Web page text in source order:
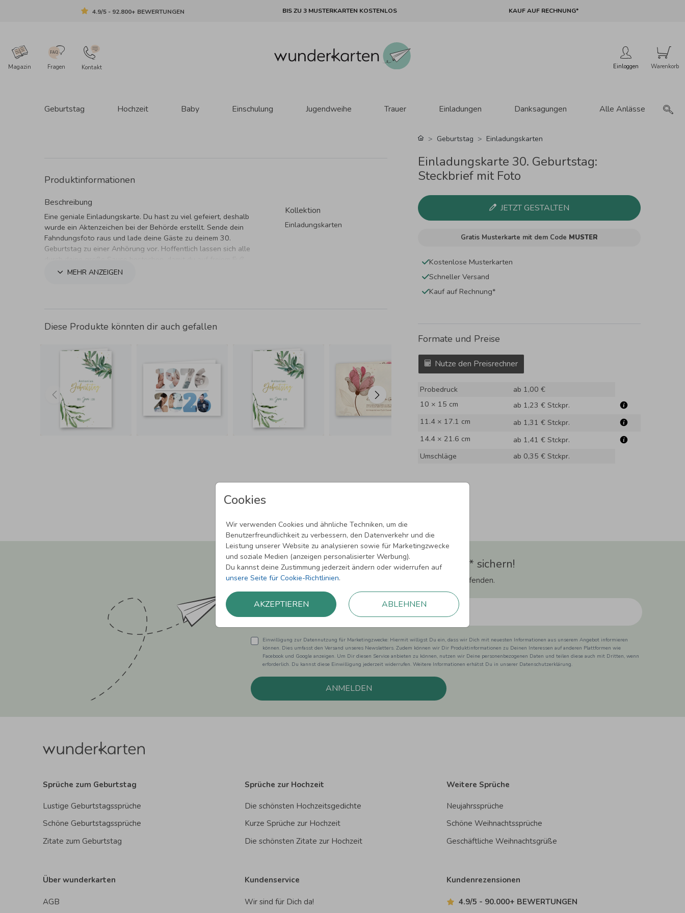
4.9/5 - 92.800+ BEWERTUNGEN BIS ZU 3 MUSTERKARTEN KOSTENLOS KAUF AUF RECHNUNG*
Magazin Fragen Kontakt Einloggen
Geburtstag Hochzeit Baby Einschulung Jugendweihe Trauer Einladungen Danksagungen Alle Anlässe
Cookies
Wir verwenden Cookies und ähnliche Techniken, um die
Benutzerfreundlichkeit zu verbessern, den Datenverkehr und die
Leistung unserer Website zu analysieren sowie für Marketingzwecke
und soziale Medien (anzeigen personalisierter Werbung).
Du kannst deine Zustimmung jederzeit ändern oder widerrufen auf
unsere Seite für Cookie-Richtlinien.
AKZEPTIEREN ABLEHNEN
Produktinformationen
Beschreibung
Eine geniale Einladungskarte. Du hast zu viel gefeiert, deshalb
wurde ein Aktenzeichen bei der Behörde erstellt. Sende dein
Fahndungsfoto raus und lade deine Gäste zu deinem 30.
Geburtstag zu einer Anhörung vor. Hoffentlich lassen sich alle
bleiben darfst.
MEHR ANZEIGEN
Kollektion
Einladungskarten
Diese Produkte könnten dir auch gefallen
Geburtstag Einladungskarten
Einladungskarte 30. Geburtstag:
Steckbrief mit Foto
JETZT GESTALTEN
Gratis Musterkarte mit dem Code MUSTER
Kostenlose Musterkarten
Schneller Versand
Kauf auf Rechnung*
Formate und Preise
Nutze den Preisrechner
Probedruck
ab 1,00 €
10 × 15 cm
ab 1,23 € Stckpr.
11.4 × 17.1 cm
ab 1,31 € Stckpr.
14.4 × 21.6 cm
ab 1,41 € Stckpr.
Umschläge
ab 0,35 € Stckpr.
Newsletter abonnieren und 5,00 € Rabatt** sichern!
Melde Dich zu unserem Newsletter an und bleibe auf dem Laufenden.
Einwilligung zur Datennutzung für Marketingzwecke: Hiermit willigst Du ein, dass wir Dich mit neuesten Informationen aus unserem Angebot informieren
können. Dies umfasst den Versand unseres Newsletters. Zudem können wir Dir Produktinformationen zu Deinen Interessen auf anderen Plattformen wie
Facebook und Google anzeigen. Um Dir diesen Service anbieten zu können, nutzen wir Deine personenbezogenen Daten und teilen diese auch mit Dritten, wenn
erforderlich. Du kannst diese Einwilligung jederzeit widerrufen. Weitere Informationen erhätst Du in unserer Datenschutzerklärung.
ANMELDEN
Sprüche zum Geburtstag
Lustige Geburtstagssprüche
Schöne Geburtstagssprüche
Zitate zum Geburtstag
Sprüche zur Hochzeit
Die schönsten Hochzeitsgedichte
Kurze Sprüche zur Hochzeit
Die schönsten Zitate zur Hochzeit
Weitere Sprüche
Neujahrssprüche
Schöne Weihnachtssprüche
Geschäftliche Weihnachtsgrüße
Über wunderkarten
AGB
Kundenservice
Wir sind für Dich da!
Kundenrezensionen
4.9/5 - 90.000+ BEWERTUNGEN